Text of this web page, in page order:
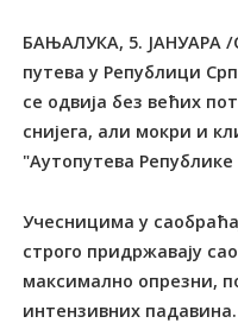
БАЊАЛУКА, 5. ЈАНУАРА
путева у Републици
се одвија без већих
снијега, али мокри и
"Аутопутева Републике
Учесницима у
строго придржавају
максимално опрезни,
интензивних падавина.